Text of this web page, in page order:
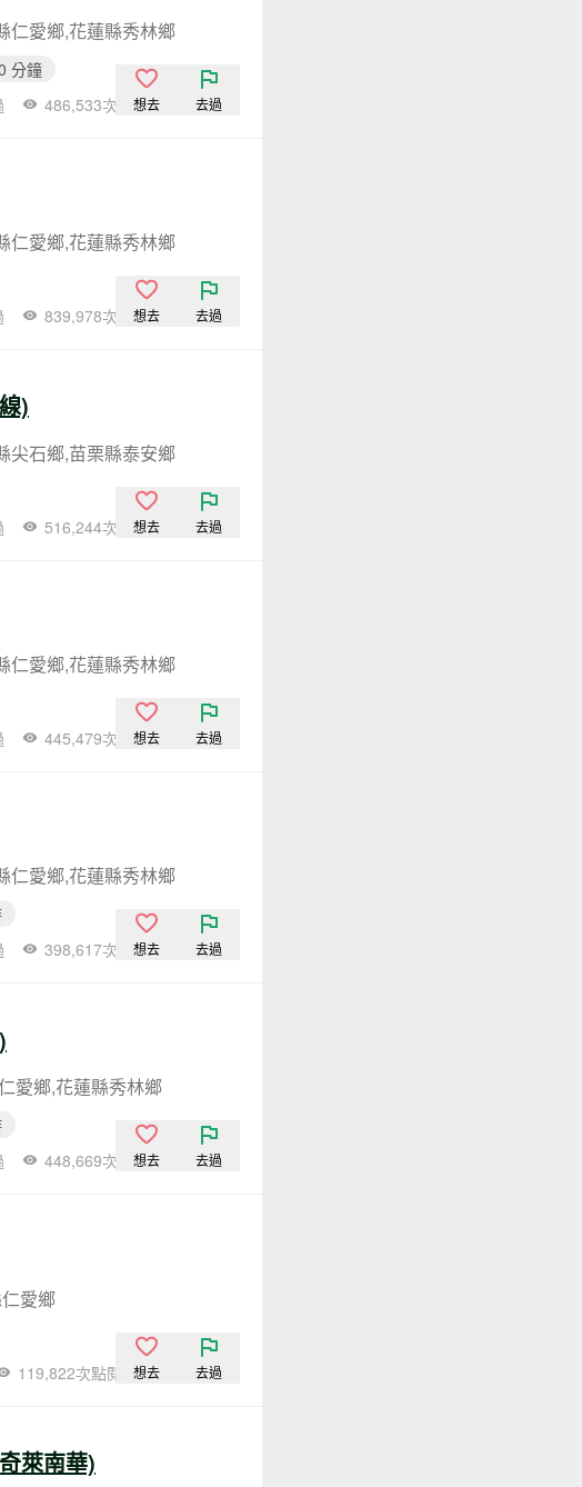
仁愛鄉,花蓮縣秀林鄉
分鐘
486,533次點閱想去 去過
仁愛鄉,花蓮縣秀林鄉
839,978次點閱想去 去過
)
尖石鄉,苗栗縣泰安鄉
516,244次點閱想去 去過
仁愛鄉,花蓮縣秀林鄉
445,479次點閱想去 去過
仁愛鄉,花蓮縣秀林鄉
398,617次點閱想去 去過
愛鄉,花蓮縣秀林鄉
448,669次點閱想去 去過
愛鄉
119,822次點閱 想去 去過
萊南華)